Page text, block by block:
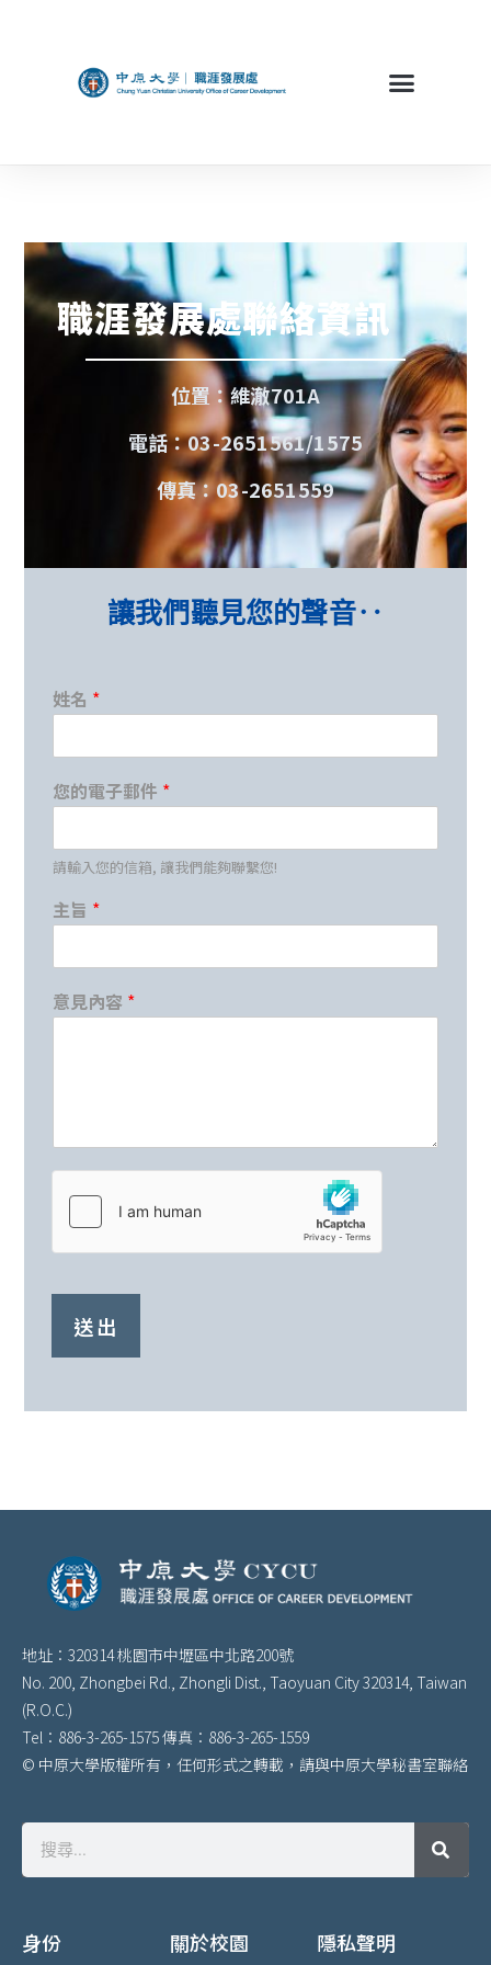
職涯發展處聯絡資訊
位置：維澈701A
電話：03-2651561/1575
傳真：03-2651559
讓我們聽見您的聲音‥
姓名 *
您
的
子
郵
*
姓
您的電子郵件 *
請輸入您的信箱, 讓我們能夠聯繫您!
主旨 *
意見內容 *
送出
地址：320314 桃園市中壢區中北路200號
No. 200, Zhongbei Rd., Zhongli Dist., Taoyuan City 320314, Taiwan
(R.O.C.)
Tel：886-3-265-1575 傳真：886-3-265-1559
© 中原大學版權所有，任何形式之轉載，請與中原大學秘書室聯絡
身份 關於校園 隱私聲明